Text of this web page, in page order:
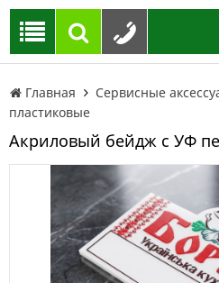
Главная Сервисные
пластиковые
Акриловый бейдж с УФ